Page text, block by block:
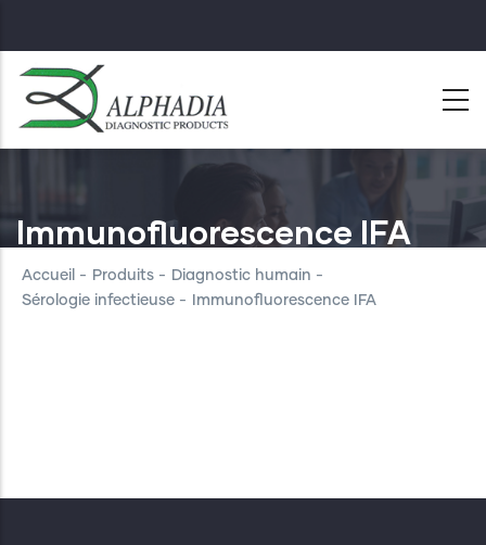
to
main
content
Immunofluorescence IFA
Accueil - Produits - Diagnostic humain -
Sérologie infectieuse - Immunofluorescence IFA